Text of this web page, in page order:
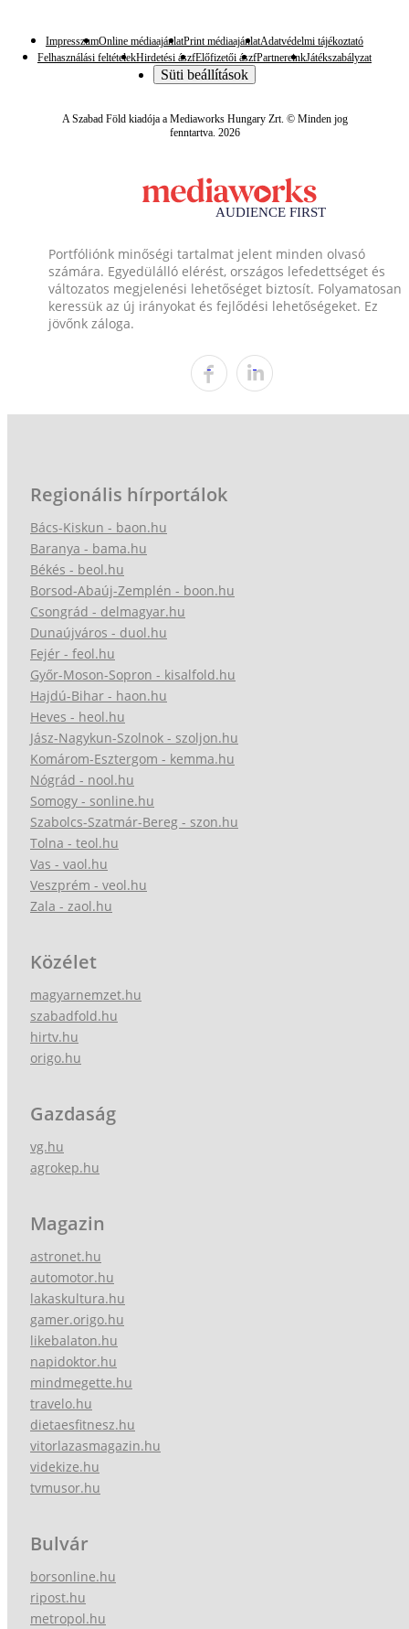
ImpresszumOnline médiaajánlatPrint médiaajánlatAdatvédelmi tájékoztató
Felhasználási feltételekHirdetési ászfElőfizetői ászfPartnereinkJátékszabályzat
Süti beállítások
A Szabad Föld kiadója a Mediaworks Hungary Zrt. © Minden jog
fenntartva. 2026
Portfóliónk minőségi tartalmat jelent minden olvasó
számára. Egyedülálló elérést, országos lefedettséget és
változatos megjelenési lehetőséget biztosít. Folyamatosan
keressük az új irányokat és fejlődési lehetőségeket. Ez
jövőnk záloga.
Regionális hírportálok
Bács-Kiskun - baon.hu
Baranya - bama.hu
Békés - beol.hu
Borsod-Abaúj-Zemplén - boon.hu
Csongrád - delmagyar.hu
Dunaújváros - duol.hu
Fejér - feol.hu
Győr-Moson-Sopron - kisalfold.hu
Hajdú-Bihar - haon.hu
Heves - heol.hu
Jász-Nagykun-Szolnok - szoljon.hu
Komárom-Esztergom - kemma.hu
Nógrád - nool.hu
Somogy - sonline.hu
Szabolcs-Szatmár-Bereg - szon.hu
Tolna - teol.hu
Vas - vaol.hu
Veszprém - veol.hu
Zala - zaol.hu
Közélet
magyarnemzet.hu
szabadfold.hu
hirtv.hu
origo.hu
Gazdaság
vg.hu
agrokep.hu
Magazin
astronet.hu
automotor.hu
lakaskultura.hu
gamer.origo.hu
likebalaton.hu
napidoktor.hu
mindmegette.hu
travelo.hu
dietaesfitnesz.hu
vitorlazasmagazin.hu
videkize.hu
tvmusor.hu
Bulvár
borsonline.hu
ripost.hu
metropol.hu